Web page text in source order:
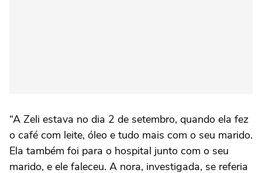
“A Zeli estava no dia 2 de setembro, quando ela fez
o café com leite, óleo e tudo mais com o seu marido.
Ela também foi para o hospital junto com o seu
marido, e ele faleceu. A nora, investigada, se referia